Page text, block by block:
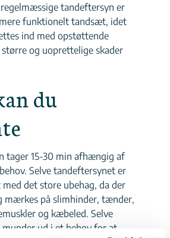
tandeftersyn er
funktionelt tandsæt, idet
ind med opstøttende
større og uoprettelige skader
du
tager 15-30 min afhængig af
Selve tandeftersynet er
det store ubehag, da der
mærkes på slimhinder, tænder,
og kæbeled. Selve
munder ud i et behov for at